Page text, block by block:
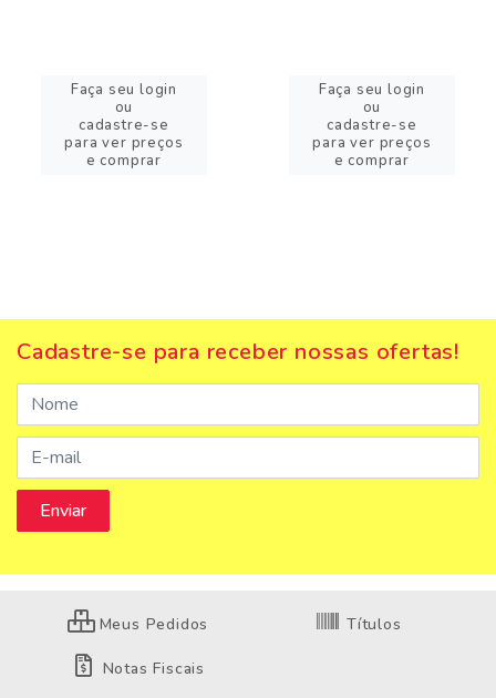
Faça seu login
ou
cadastre-se
para ver preços
e comprar
Faça seu login
ou
cadastre-se
para ver preços
e comprar
Cadastre-se para receber nossas ofertas!
Meus Pedidos Títulos
Notas Fiscais